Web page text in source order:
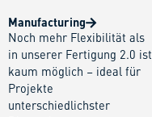
Manufacturing
Noch mehr Flexibilität als
in unserer Fertigung 2.0 ist
kaum möglich – ideal für
Projekte
unterschiedlichster